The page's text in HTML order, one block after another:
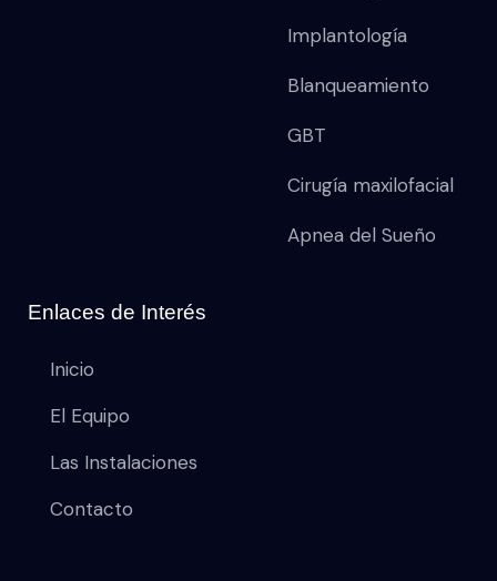
Implantología
Blanqueamiento
GBT
Cirugía maxilofacial
Apnea del Sueño
Enlaces de Interés
Inicio
El Equipo
Las Instalaciones
Contacto